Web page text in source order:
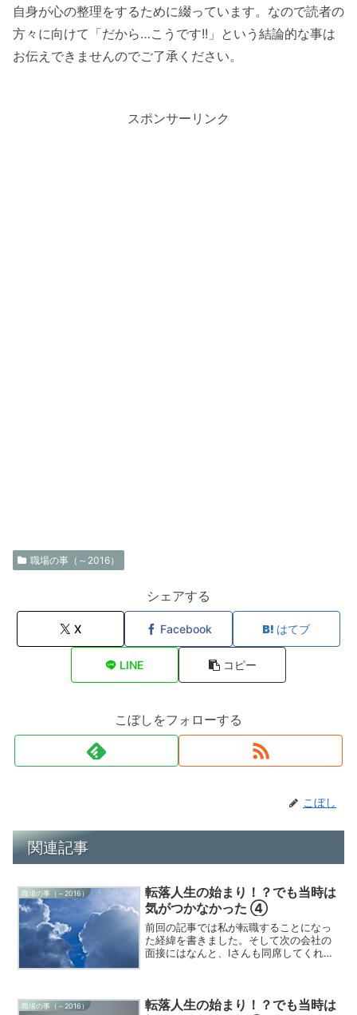
自身が心の整理をするために綴っています。なので読者の
方々に向けて「だから…こうです!!」という結論的な事は
お伝えできませんのでご了承ください。
スポンサーリンク
職場の事（～2016）
シェアする
X Facebook はてブ
LINE コピー
こぼしをフォローする
こぼし
関連記事
職場の事（～2016）
転落人生の始まり！？でも当時は
気がつかなかった ④
前回の記事では私が転職することになっ
た経緯を書きました。そして次の会社の
面接にはなんと、Iさんも同席してくれる
での面接の様子を書い...
職場の事（～2016）
転落人生の始まり！？でも当時は